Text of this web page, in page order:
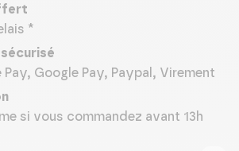
*
sécurisé
Pay, Google Pay, Paypal, Virement
si vous commandez avant 13h